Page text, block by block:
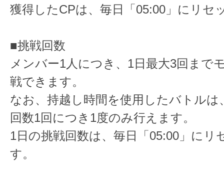
獲得したCPは、毎日「05:00」にリセ
■挑戦回数
メンバー1人につき、1日最大3回まで
戦できます。
なお、持越し時間を使用したバトルは
回数1回につき1度のみ行えます。
1日の挑戦回数は、毎日「05:00」にリ
す。